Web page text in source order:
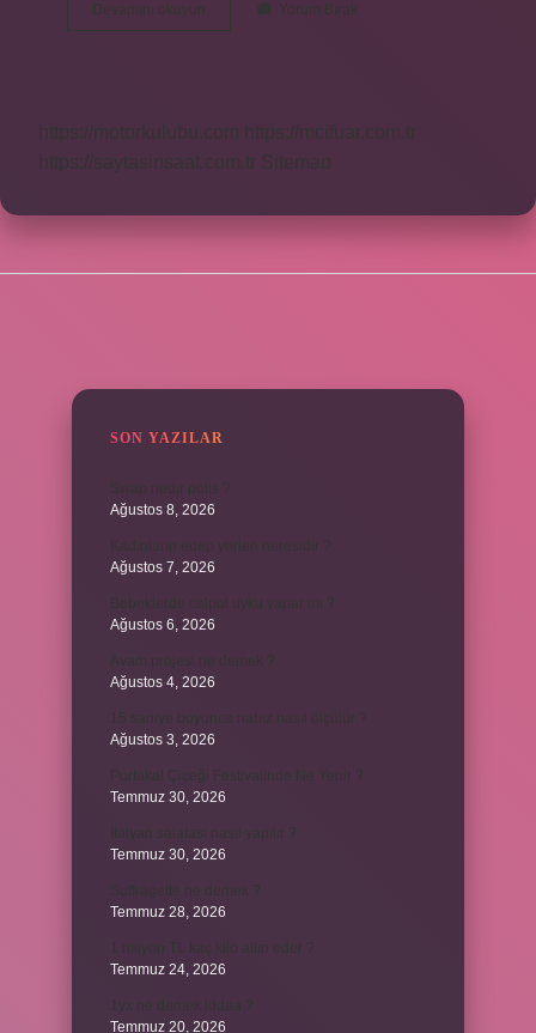
Devamını okuyun
Beden
Yorum Bırak
https://motorkulubu.com
https://mcifuar.com.tr
https://saytasinsaat.com.tr Sitemap
SON YAZILAR
Ağustos 8, 2026
Ağustos 7, 2026
Ağustos 6, 2026
Ağustos 4, 2026
Ağustos 3, 2026
Temmuz 30, 2026
Temmuz 30, 2026
Temmuz 28, 2026
Temmuz 24, 2026
Temmuz 20, 2026